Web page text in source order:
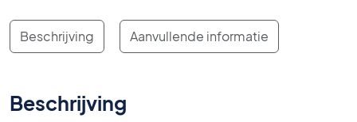
Beschrijving Aanvullende informatie
Beschrijving